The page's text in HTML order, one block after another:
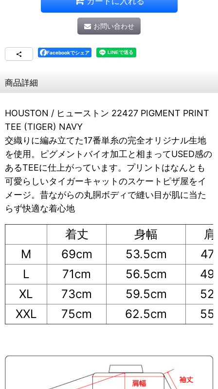
お問い合わせ
Facebookでシェア
商品詳細
HOUSTON / ヒューストン 22427 PIGMENT PRINT
TEE (TIGER) NAVY
交織りに編み立てた17番単糸の完全オリジナル生地
を使用。ピグメントバイオ加工と相まってUSED感の
あるTEEに仕上がっています。プリントはなんとも
可愛らしいタイガーキャットのスケートピザ屋をイ
メージ。昔ながらの丸胴ボディで縫い目が肌に当た
らず快適な着心地
着丈 身幅
M
69cm 53.5cm
L
71cm 56.5cm
XL
73cm 59.5cm
XXL
75cm 62.5cm